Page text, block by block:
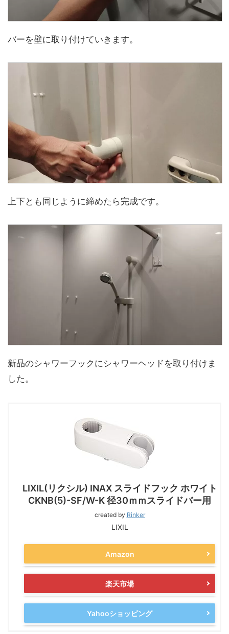
バーを壁に取り付けていきます。
上下とも同じように締めたら完成です。
新品のシャワーフックにシャワーヘッドを取り付けま
した。
LIXIL(リクシル) INAX スライドフック ホワイト
CKNB(5)-SF/W-K 径30ｍｍスライドバー用
created by Rinker
LIXIL
Amazon
楽天市場
Yahooショッピング